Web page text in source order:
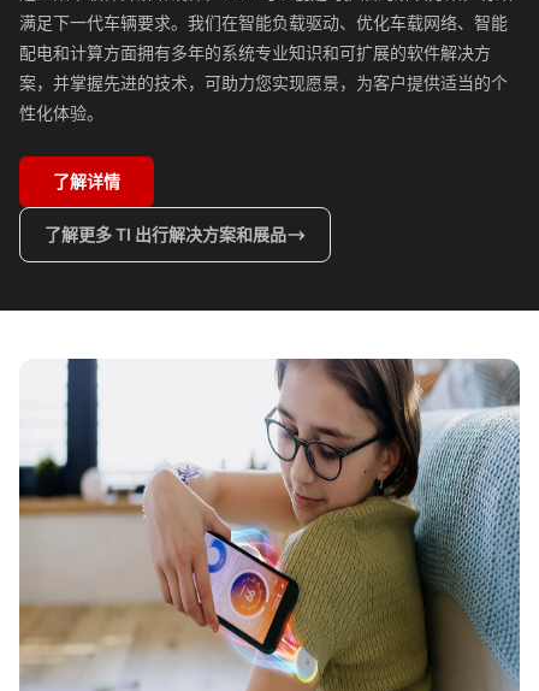
满足下一代车辆要求。我们在智能负载驱动、优化车载网络、智能
配电和计算方面拥有多年的系统专业知识和可扩展的软件解决方
案，并掌握先进的技术，可助力您实现愿景，为客户提供适当的个
性化体验。
了解详情
了解更多 TI 出行解决方案和展品